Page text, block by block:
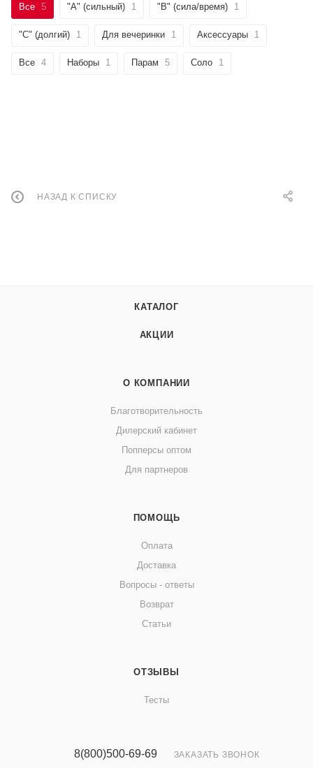
Все 5 "А" (сильный) 1 "B" (сила/время) 1
"C" (долгий) 1 Для вечеринки 1 Аксессуары 1
Все 4 Наборы 1 Парам 5 Соло 1
НАЗАД К СПИСКУ
КАТАЛОГ
АКЦИИ
О КОМПАНИИ
Благотворительность
Дилерский кабинет
Попперсы оптом
Для партнеров
ПОМОЩЬ
Оплата
Доставка
Вопросы - ответы
Возврат
Статьи
ОТЗЫВЫ
Тесты
8(800)500-69-69 ЗАКАЗАТЬ ЗВОНОК